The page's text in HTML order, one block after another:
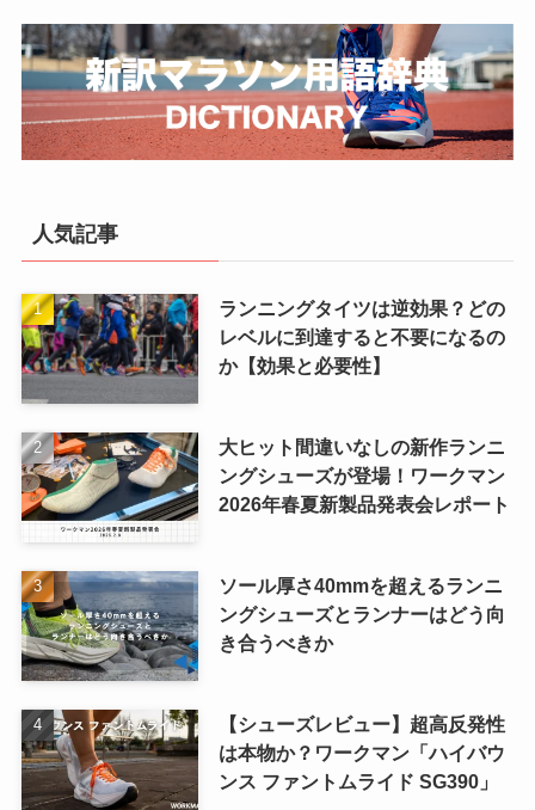
人気記事
ランニングタイツは逆効果？どの
レベルに到達すると不要になるの
か【効果と必要性】
大ヒット間違いなしの新作ランニ
ングシューズが登場！ワークマン
2026年春夏新製品発表会レポート
ソール厚さ40mmを超えるランニ
ングシューズとランナーはどう向
き合うべきか
【シューズレビュー】超高反発性
は本物か？ワークマン「ハイバウ
ンス ファントムライド SG390」